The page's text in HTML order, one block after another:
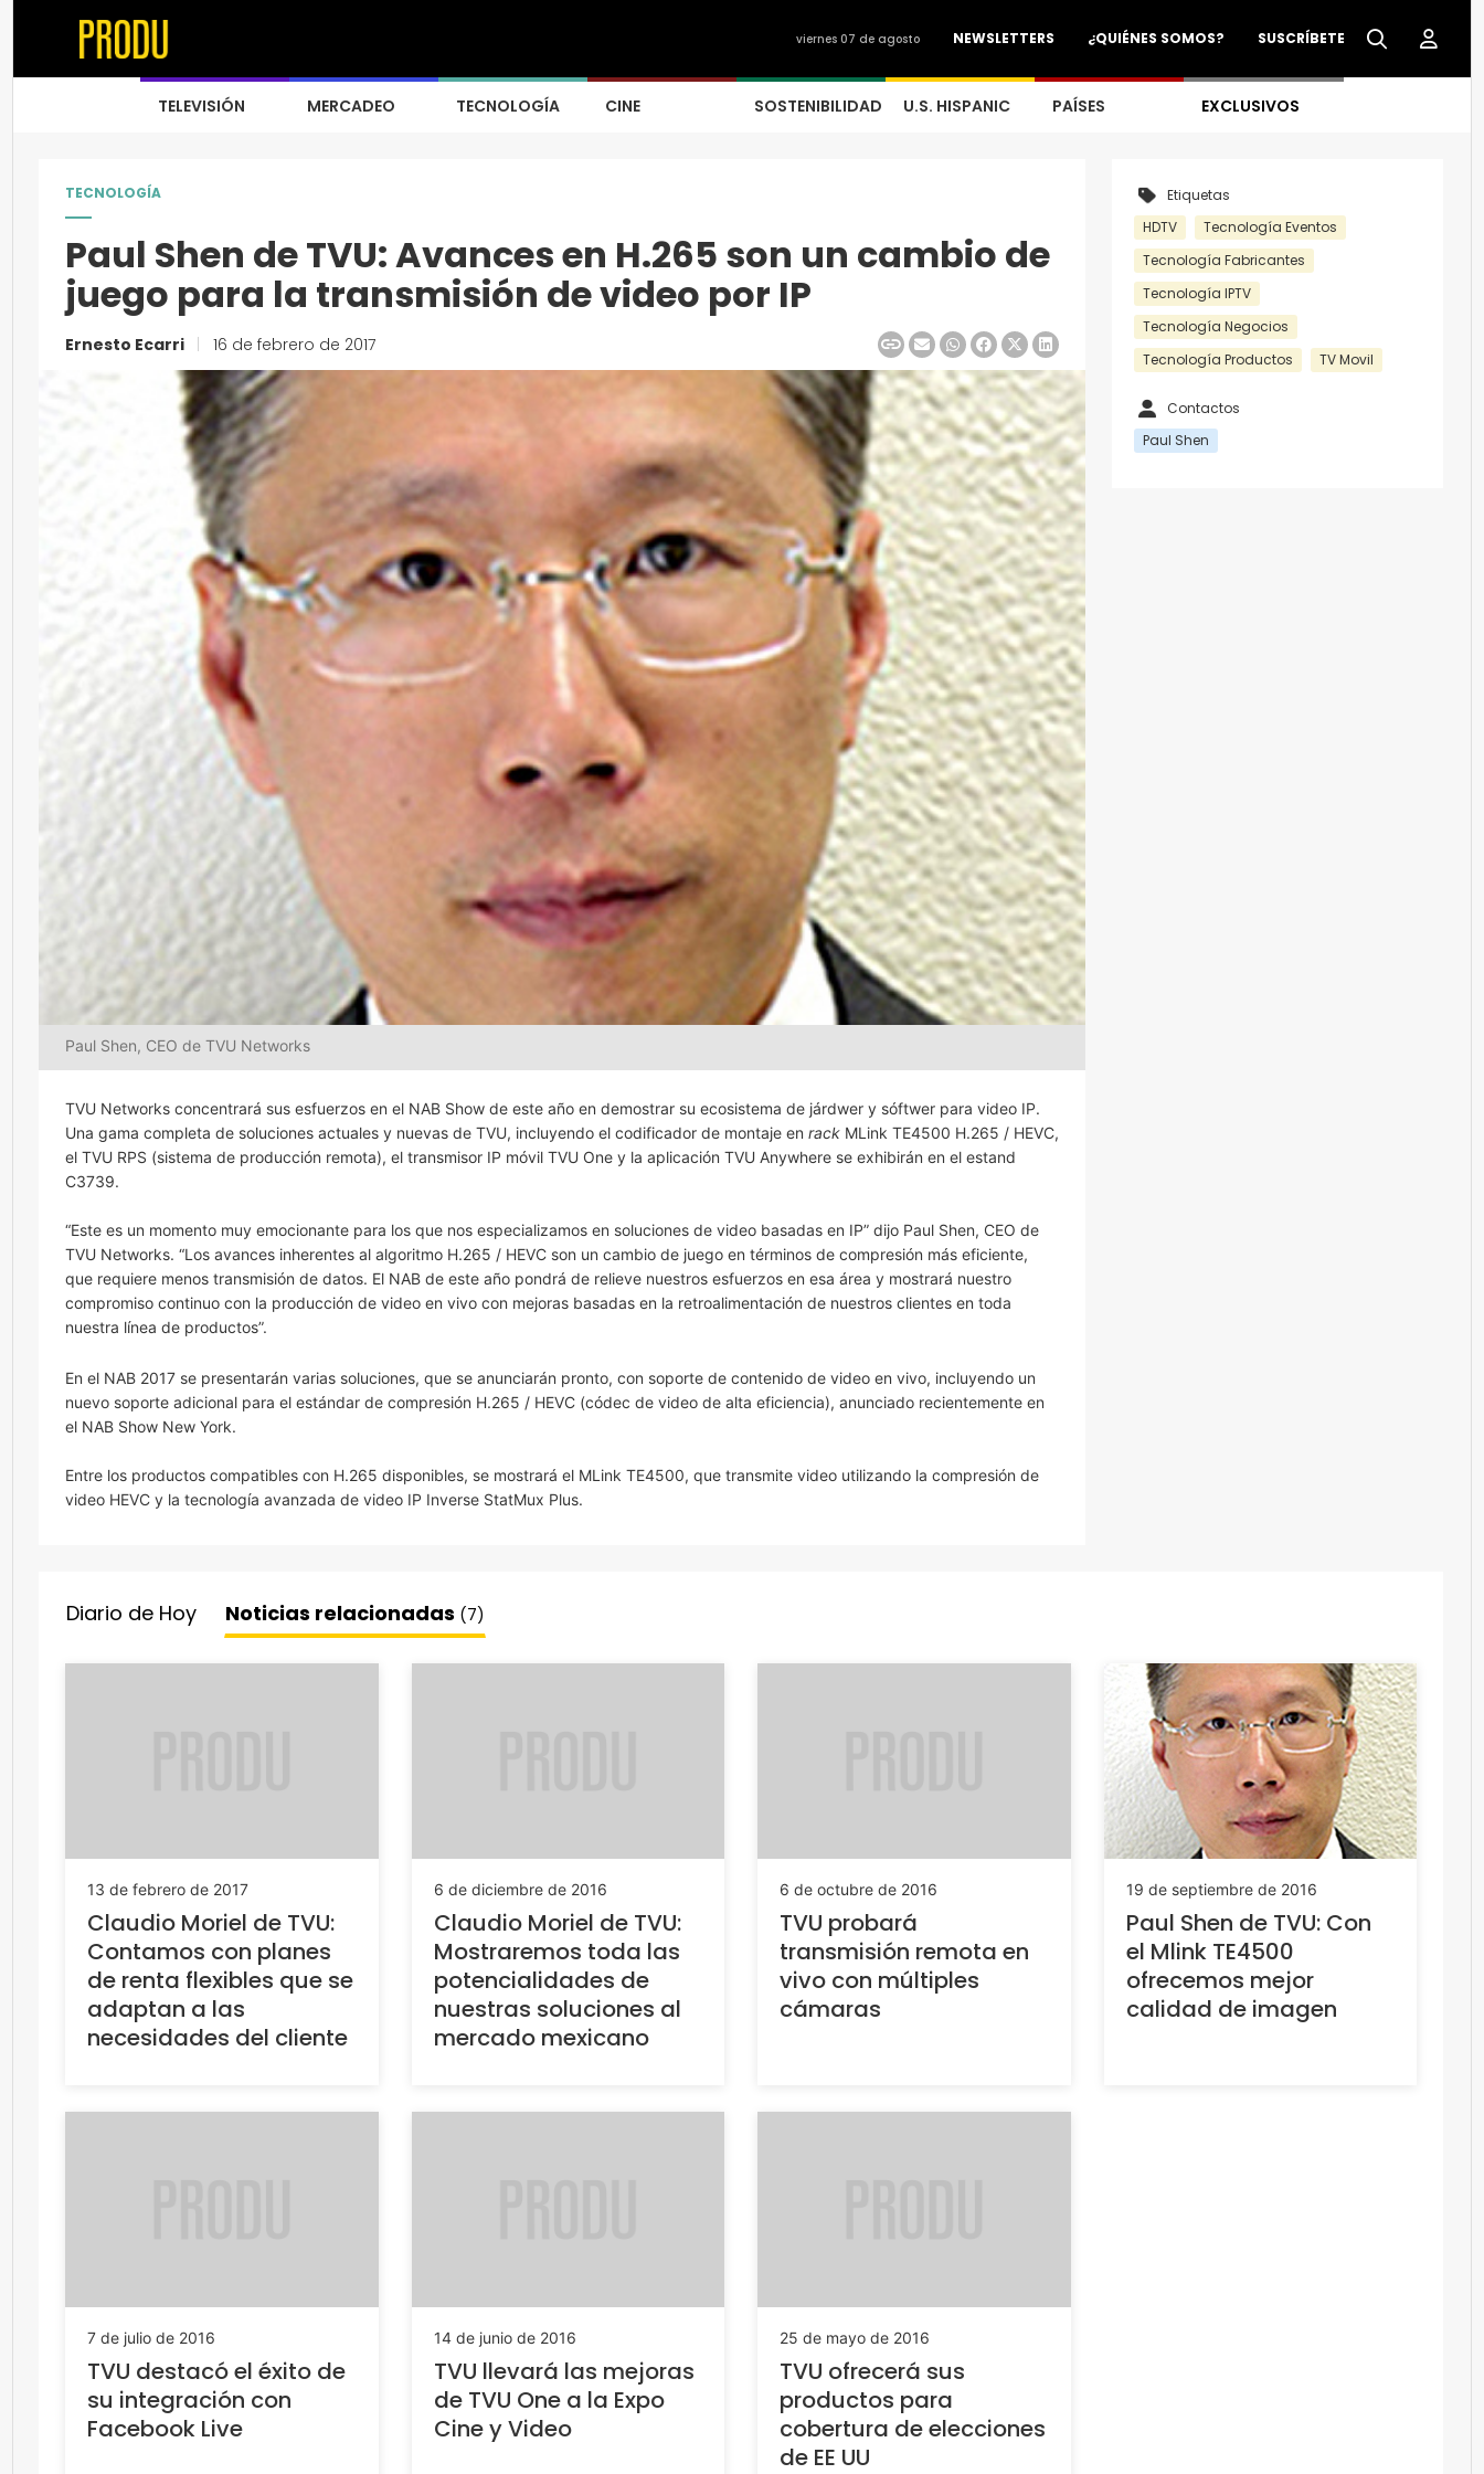
SUSCRÍBETE
¿QUIÉNES SOMOS?
NEWSLETTERS
viernes 07 de agosto
TELEVISIÓN MERCADEO TECNOLOGÍA CINE SOSTENIBILIDAD U.S. HISPANIC PAÍSES EXCLUSIVOS
TECNOLOGÍA
Paul Shen de TVU: Avances en H.265 son un cambio de
juego para la transmisión de video por IP
Ernesto Ecarri 16 de febrero de 2017
Paul Shen, CEO de TVU Networks
TVU Networks concentrará sus esfuerzos en el NAB Show de este año en demostrar su ecosistema de járdwer y sóftwer para video IP.
Una gama completa de soluciones actuales y nuevas de TVU, incluyendo el codificador de montaje en rack MLink TE4500 H.265 / HEVC,
el TVU RPS (sistema de producción remota), el transmisor IP móvil TVU One y la aplicación TVU Anywhere se exhibirán en el estand
C3739.
“Este es un momento muy emocionante para los que nos especializamos en soluciones de video basadas en IP” dijo Paul Shen, CEO de
TVU Networks. “Los avances inherentes al algoritmo H.265 / HEVC son un cambio de juego en términos de compresión más eficiente,
que requiere menos transmisión de datos. El NAB de este año pondrá de relieve nuestros esfuerzos en esa área y mostrará nuestro
compromiso continuo con la producción de video en vivo con mejoras basadas en la retroalimentación de nuestros clientes en toda
nuestra línea de productos”.
En el NAB 2017 se presentarán varias soluciones, que se anunciarán pronto, con soporte de contenido de video en vivo, incluyendo un
nuevo soporte adicional para el estándar de compresión H.265 / HEVC (códec de video de alta eficiencia), anunciado recientemente en
el NAB Show New York.
Entre los productos compatibles con H.265 disponibles, se mostrará el MLink TE4500, que transmite video utilizando la compresión de
video HEVC y la tecnología avanzada de video IP Inverse StatMux Plus.
Etiquetas
HDTV
Tecnología Eventos
Tecnología Fabricantes
Tecnología IPTV
Tecnología Negocios
Tecnología Productos
TV Movil
Contactos
Paul Shen
Diario de Hoy Noticias relacionadas (7)
13 de febrero de 2017
Claudio Moriel de TVU:
Contamos con planes
de renta flexibles que se
adaptan a las
necesidades del cliente
6 de diciembre de 2016
Claudio Moriel de TVU:
Mostraremos toda las
potencialidades de
nuestras soluciones al
mercado mexicano
6 de octubre de 2016
TVU probará
transmisión remota en
vivo con múltiples
cámaras
19 de septiembre de 2016
Paul Shen de TVU: Con
el Mlink TE4500
ofrecemos mejor
calidad de imagen
7 de julio de 2016
TVU destacó el éxito de
su integración con
Facebook Live
14 de junio de 2016
TVU llevará las mejoras
de TVU One a la Expo
Cine y Video
25 de mayo de 2016
TVU ofrecerá sus
productos para
cobertura de elecciones
de EE UU